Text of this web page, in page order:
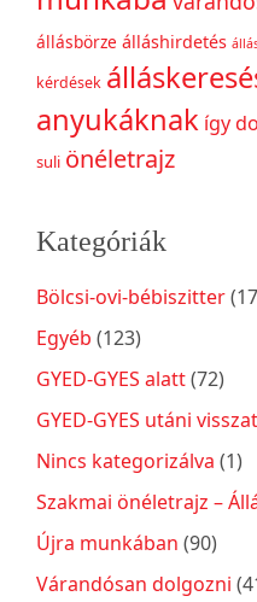
állásbörze álláshirdetés
kérdések
anyukáknak így
suli önéletrajz
Kategóriák
Bölcsi-ovi-bébiszitter
Egyéb (123)
GYED-GYES alatt(72)
GYED-GYES utáni
Nincs kategorizálva (1)
Szakmai önéletrajz –
Újra munkában (90)
Várandósan dolgozni